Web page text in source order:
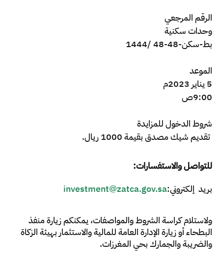
الرقم المرجعي
وحدات سكنية
بط-سكن-48-48 /1444
الموعد
5 يناير 2023م
9:00ص​
شروطالدخولللمزايدة
تقديم شيك مصدق بقيمة 1000 ريال.
للتواصل والاستفسارات:
بريد إلكتروني:investment@zatca.gov.sa
ولاستلام كراسة الشروط والمواصفات، يمكنكم زيارة منفذ
البطحاء أو زيارة الإدارة العامة للمالية والاستثمار بهيئة الزكاة
والضريبة والجمارك بحي المغرزات.